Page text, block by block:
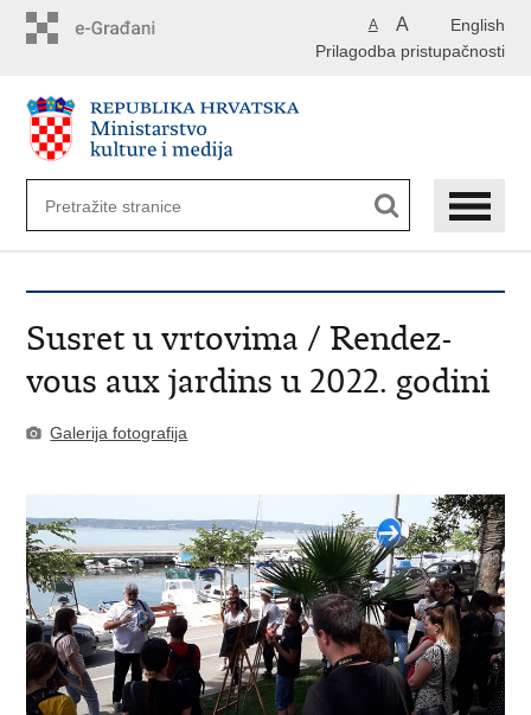
English
A A
Prilagodba pristupačnosti
Susret u vrtovima / Rendez-
vous aux jardins u 2022. godini
Galerija fotografija